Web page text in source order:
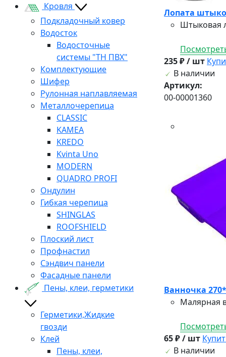
Кровля
Подкладочный ковер
Водосток
Водосточные
системы "ТН ПВХ"
Комплектующие
Шифер
Рулонная наплавляемая
Металлочерепица
CLASSIC
KAMEA
KREDO
Kvinta Uno
MODERN
QUADRO PROFI
Ондулин
Гибкая черепица
SHINGLAS
ROOFSHIELD
Плоский лист
Профнастил
Сэндвич панели
Фасадные панели
Пены, клеи, герметики
Герметики,Жидкие
гвозди
Клей
Пены, клеи,
Лопата
Штыковая
235 ₽ / шт
В наличии
Артикул:
00-00001360
Ванночка
Малярная
65 ₽ / шт
В наличии